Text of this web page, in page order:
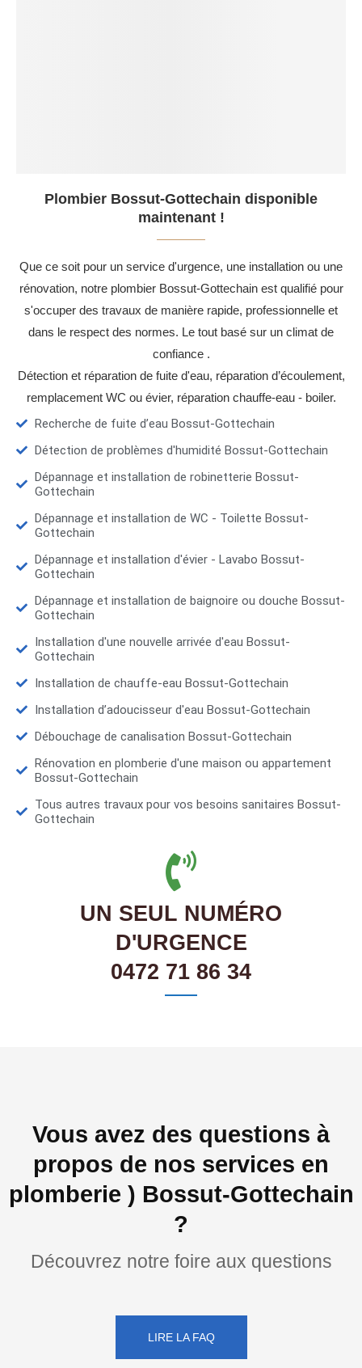
Plombier Bossut-Gottechain disponible
maintenant !
Que ce soit pour un service d'urgence, une installation ou une
rénovation, notre plombier Bossut-Gottechain est qualifié pour
s'occuper des travaux de manière rapide, professionnelle et
dans le respect des normes. Le tout basé sur un climat de
confiance .
Détection et réparation de fuite d'eau, réparation d’écoulement,
remplacement WC ou évier, réparation chauffe-eau - boiler.
Recherche de fuite d’eau Bossut-Gottechain
Détection de problèmes d'humidité Bossut-Gottechain
Dépannage et installation de robinetterie Bossut-
Gottechain
Dépannage et installation de WC - Toilette Bossut-
Gottechain
Dépannage et installation d'évier - Lavabo Bossut-
Gottechain
Dépannage et installation de baignoire ou douche Bossut-
Gottechain
Installation d'une nouvelle arrivée d'eau Bossut-
Gottechain
Installation de chauffe-eau Bossut-Gottechain
Installation d’adoucisseur d'eau Bossut-Gottechain
Débouchage de canalisation Bossut-Gottechain
Rénovation en plomberie d'une maison ou appartement
Bossut-Gottechain
Tous autres travaux pour vos besoins sanitaires Bossut-
Gottechain
UN SEUL NUMÉRO
D'URGENCE
0472 71 86 34
Vous avez des questions à
propos de nos services en
plomberie ) Bossut-Gottechain
?
Découvrez notre foire aux questions
LIRE LA FAQ